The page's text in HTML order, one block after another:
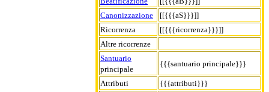
Canonizzazione
[[{{{aS}}}]]
Ricorrenza
[[{{{ricorrenza}}}]]
Altre ricorrenze
Santuario
principale
{{{santuario principale}}}
Attributi
{{{attributi}}}